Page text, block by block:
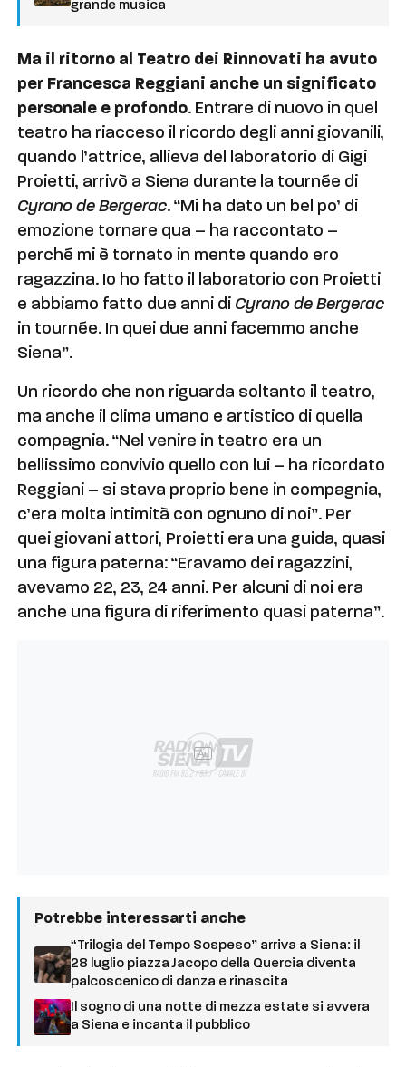
grande musica
Ma il ritorno al Teatro dei Rinnovati ha avuto
per Francesca Reggiani anche un significato
personale e profondo. Entrare di nuovo in quel
teatro ha riacceso il ricordo degli anni giovanili,
quando l’attrice, allieva del laboratorio di Gigi
Proietti, arrivò a Siena durante la tournée di
Cyrano de Bergerac. “Mi ha dato un bel po’ di
emozione tornare qua – ha raccontato –
perché mi è tornato in mente quando ero
ragazzina. Io ho fatto il laboratorio con Proietti
e abbiamo fatto due anni di Cyrano de Bergerac
in tournée. In quei due anni facemmo anche
Siena”.
Un ricordo che non riguarda soltanto il teatro,
ma anche il clima umano e artistico di quella
compagnia. “Nel venire in teatro era un
bellissimo convivio quello con lui – ha ricordato
Reggiani – si stava proprio bene in compagnia,
c’era molta intimità con ognuno di noi”. Per
quei giovani attori, Proietti era una guida, quasi
una figura paterna: “Eravamo dei ragazzini,
avevamo 22, 23, 24 anni. Per alcuni di noi era
anche una figura di riferimento quasi paterna”.
Ad
Potrebbe interessarti anche
“Trilogia del Tempo Sospeso” arriva a Siena: il
28 luglio piazza Jacopo della Quercia diventa
palcoscenico di danza e rinascita
Il sogno di una notte di mezza estate si avvera
a Siena e incanta il pubblico